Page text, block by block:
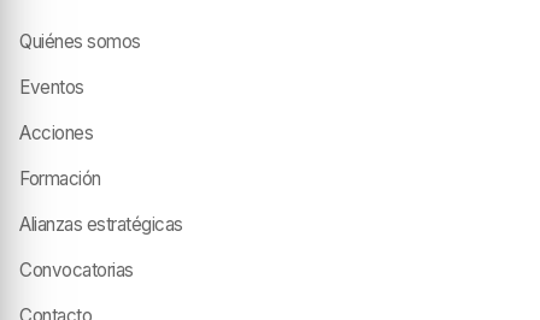
Quiénes somos
Eventos
Acciones
Formación
Alianzas estratégicas
Convocatorias